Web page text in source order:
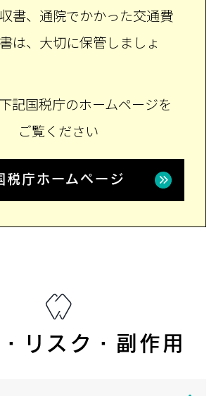
書、通院でかかった交通費
は、大切に保管しましょ
記国税庁のホームページを
ご覧ください
税庁ホームページ
リスク・副作用